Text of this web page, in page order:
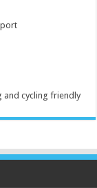
and cycling friendly